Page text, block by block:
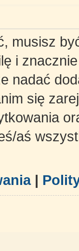
musisz
i
nadać
się
aś
|